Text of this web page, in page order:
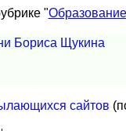
"Образование
Бориса Щукина
сайтов